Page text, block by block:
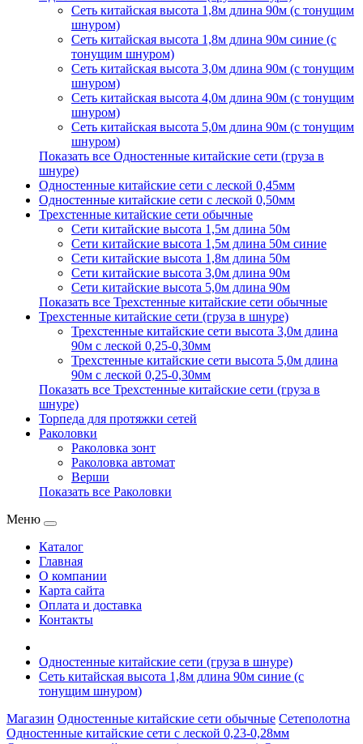
Сеть китайская высота 1,8м длина 90м (с тонущим
шнуром)
Сеть китайская высота 1,8м длина 90м синие (с
тонущим шнуром)
Сеть китайская высота 3,0м длина 90м (с тонущим
шнуром)
Сеть китайская высота 4,0м длина 90м (с тонущим
шнуром)
Сеть китайская высота 5,0м длина 90м (с тонущим
шнуром)
Показать все Одностенные китайские сети (груза в
шнуре)
Одностенные китайские сети с леской 0,45мм
Одностенные китайские сети с леской 0,50мм
Трехстенные китайские сети обычные
Сети китайские высота 1,5м длина 50м
Сети китайские высота 1,5м длина 50м синие
Сети китайские высота 1,8м длина 50м
Сети китайские высота 3,0м длина 90м
Сети китайские высота 5,0м длина 90м
Показать все Трехстенные китайские сети обычные
Трехстенные китайские сети (груза в шнуре)
Трехстенные китайские сети высота 3,0м длина
90м с леской 0,25-0,30мм
Трехстенные китайские сети высота 5,0м длина
90м с леской 0,25-0,30мм
Показать все Трехстенные китайские сети (груза в
шнуре)
Торпеда для протяжки сетей
Раколовки
Раколовка зонт
Раколовка автомат
Верши
Показать все Раколовки
Меню
Каталог
Главная
О компании
Карта сайта
Оплата и доставка
Контакты
Одностенные китайские сети (груза в шнуре)
Сеть китайская высота 1,8м длина 90м синие (с
тонущим шнуром)
Магазин Одностенные китайские сети обычные Сетеполотна
Одностенные китайские сети с леской 0,23-0,28мм